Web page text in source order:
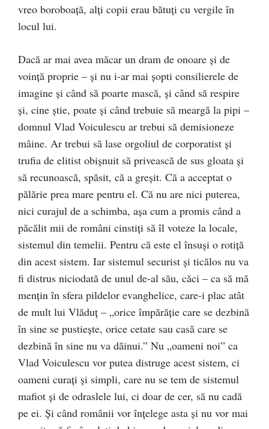
vreo boroboață, alți copii erau bătuți cu vergile în
locul lui.
Dacă ar mai avea măcar un dram de onoare și de
voință proprie – și nu i-ar mai șopti consilierele de
imagine și când să poarte mască, și când să respire
și, cine știe, poate și când trebuie să meargă la pipi –
domnul Vlad Voiculescu ar trebui să demisioneze
mâine. Ar trebui să lase orgoliul de corporatist și
trufia de elitist obișnuit să privească de sus gloata și
să recunoască, spăsit, că a greșit. Că a acceptat o
pălărie prea mare pentru el. Că nu are nici puterea,
nici curajul de a schimba, așa cum a promis când a
păcălit mii de români cinstiți să îl voteze la locale,
sistemul din temelii. Pentru că este el însuși o rotiță
din acest sistem. Iar sistemul securist și ticălos nu va
fi distrus niciodată de unul de-al său, căci – ca să mă
mențin în sfera pildelor evanghelice, care-i plac atât
de mult lui Vlăduț – „orice împărăţie care se dezbină
în sine se pustieşte, orice cetate sau casă care se
dezbină în sine nu va dăinui.” Nu „oameni noi” ca
Vlad Voiculescu vor putea distruge acest sistem, ci
oameni curați și simpli, care nu se tem de sistemul
mafiot și de odraslele lui, ci doar de cer, să nu cadă
pe ei. Și când românii vor înțelege asta și nu vor mai